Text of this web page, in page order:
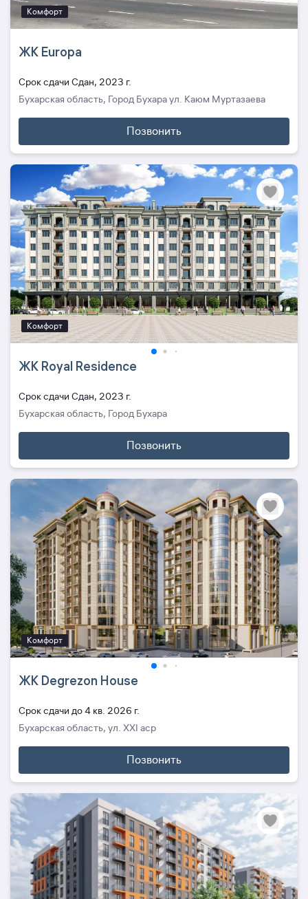
Комфорт
ЖК Europa
Cрок сдачи Сдан, 2023 г.
Бухарская область, Город Бухара ул. Каюм Муртазаева
Позвонить
Комфорт
ЖК Royal Residence
Cрок сдачи Сдан, 2023 г.
Бухарская область, Город Бухара
Позвонить
Комфорт
ЖК Degrezon House
Cрок сдачи до 4 кв. 2026 г.
Бухарская область, ул. XXI аср
Позвонить